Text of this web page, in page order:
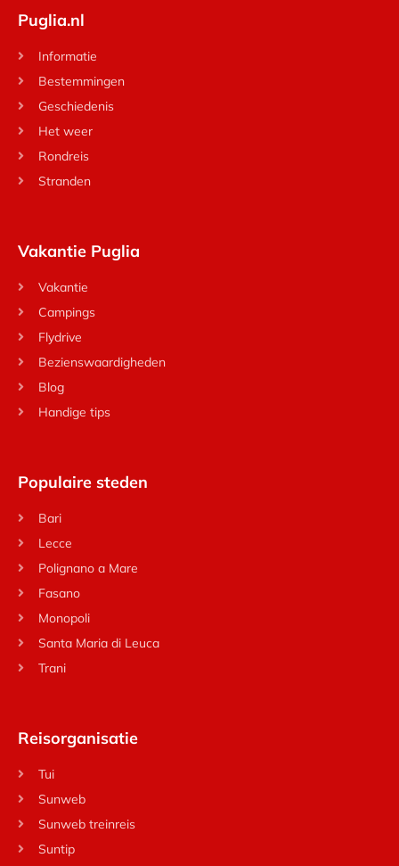
Puglia.nl
Informatie
Bestemmingen
Geschiedenis
Het weer
Rondreis
Stranden
Vakantie Puglia
Vakantie
Campings
Flydrive
Bezienswaardigheden
Blog
Handige tips
Populaire steden
Bari
Lecce
Polignano a Mare
Fasano
Monopoli
Santa Maria di Leuca
Trani
Reisorganisatie
Tui
Sunweb
Sunweb treinreis
Suntip